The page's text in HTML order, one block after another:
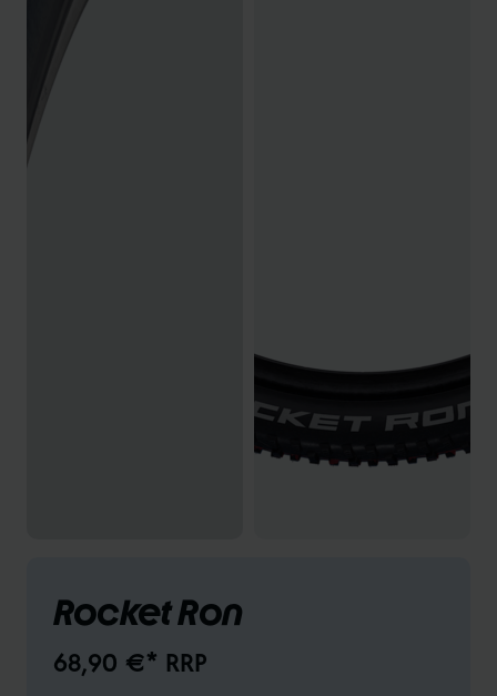
Rocket Ron
68,90 €* RRP